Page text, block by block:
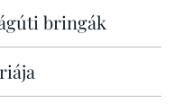
bringák